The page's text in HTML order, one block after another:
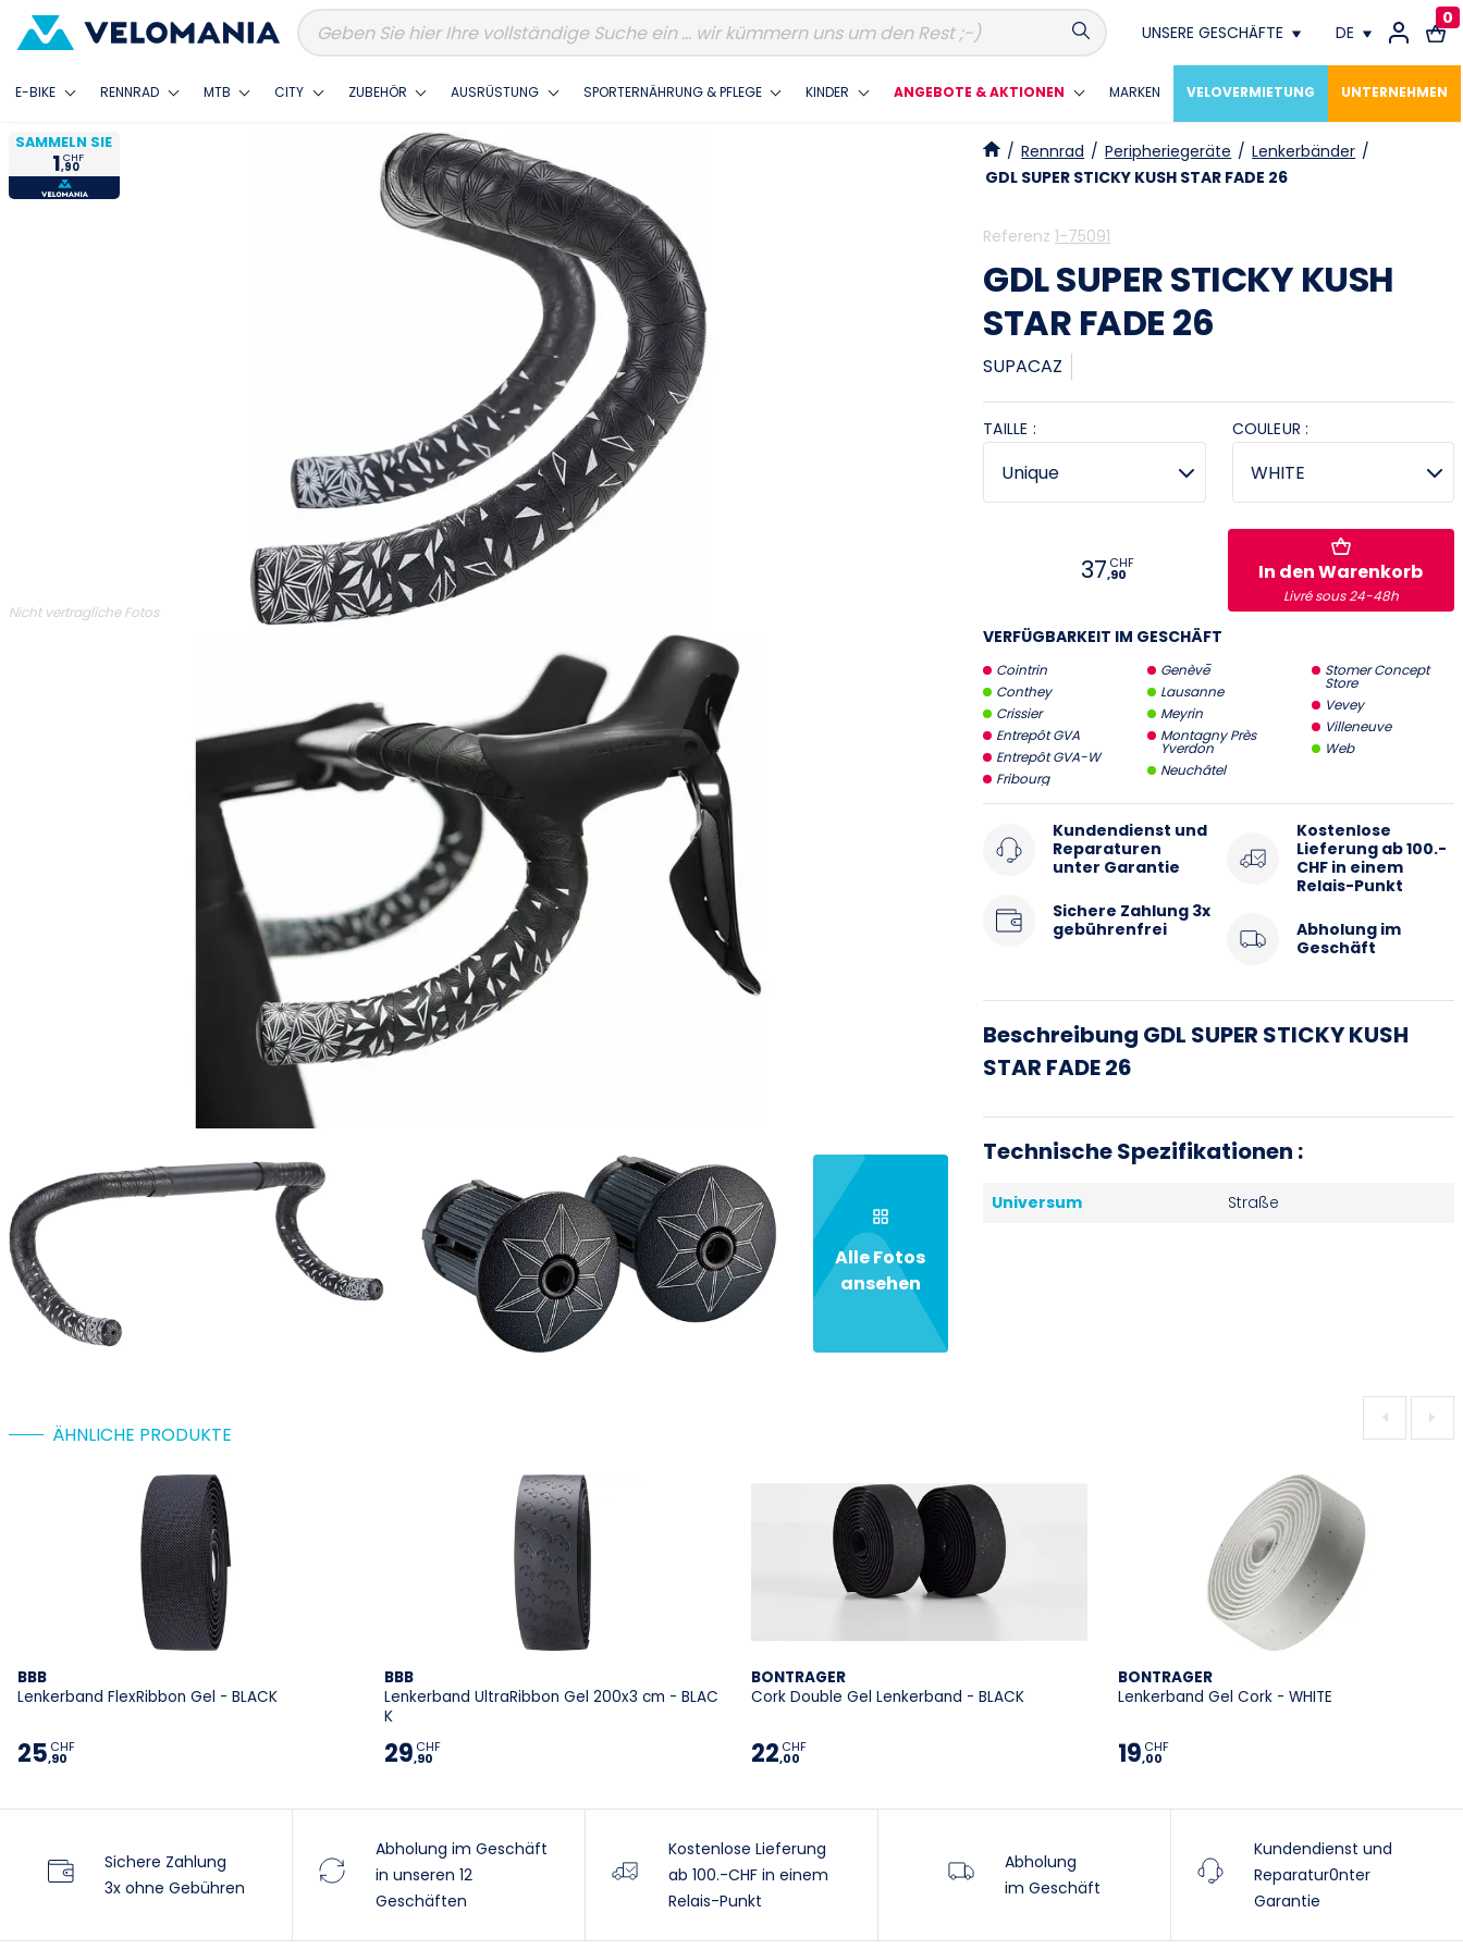
UNSERE GESCHÄFTE
Conthey
Crissier
Lausanne
Neuchâtel
Stromer Concept Store
DE
FR
DE
0
E-BIKE RENNRAD MTB CITY ZUBEHÖR AUSRÜSTUNG SPORTERNÄHRUNG & PFLEGE KINDER ANGEBOTE & AKTIONEN MARKEN VELOVERMIETUNG UNTERNEHMEN
SAMMELN SIE
1,90
CHF
Nicht vertragliche Fotos
Alle Fotos
ansehen
/ Rennrad / Peripheriegeräte / Lenkerbänder /
GDL SUPER STICKY KUSH STAR FADE 26
Referenz 1-75091
GDL SUPER STICKY KUSH
STAR FADE 26
SUPACAZ
TAILLE : COULEUR :
37,90
CHF In den Warenkorb
Livré sous 24-48h
VERFÜGBARKEIT IM GESCHÄFT
Cointrin
Conthey
Crissier
Entrepôt GVA
Entrepôt GVA-W
Fribourg
Genève
Lausanne
Meyrin
Montagny Près
Yverdon
Neuchâtel
Stomer Concept
Store
Vevey
Villeneuve
Web
Kundendienst und
Reparaturen
unter Garantie
Sichere Zahlung 3x
gebührenfrei
Kostenlose
Lieferung ab 100.-
CHF in einem
Relais-Punkt
Abholung im
Geschäft
Beschreibung GDL SUPER STICKY KUSH
STAR FADE 26
Technische Spezifikationen :
Universum Straße
ÄHNLICHE PRODUKTE
BBB
Lenkerband FlexRibbon Gel - BLACK
25,90
CHF
BBB
Lenkerband UltraRibbon Gel 200x3 cm - BLAC
K
29,90
CHF
BONTRAGER
Cork Double Gel Lenkerband - BLACK
22,00
CHF
BONTRAGER
Lenkerband Gel Cork - WHITE
19,00
CHF
Sichere Zahlung
3x ohne Gebühren
Abholung im Geschäft
in unseren 12
Geschäften
Kostenlose Lieferung
ab 100.-CHF in einem
Relais-Punkt
Abholung
im Geschäft
Kundendienst und
Reparatur0nter
Garantie